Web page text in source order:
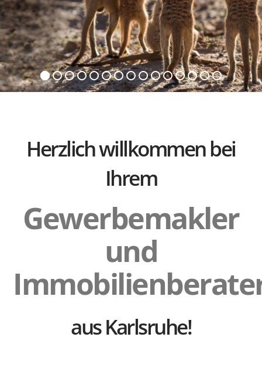
Herzlich willkommen bei
Ihrem
Gewerbemakler
und
aus Karlsruhe!